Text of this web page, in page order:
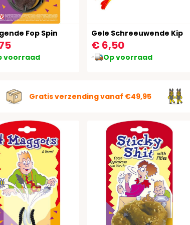
Fop Spin
voorraad
Gele Schreeuwende Kip
€ 6,50
Op voorraad
Gratis verzending vanaf €49,95